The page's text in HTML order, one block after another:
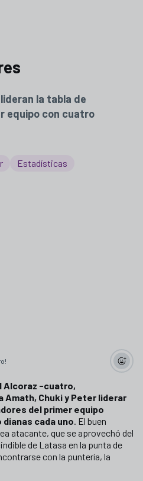
la tabla de
equipo con cuatro
Estadísticas
Alcoraz -cuatro,
Chuki y Peter liderar
del primer equipo
cada uno. El buen
atacante, que se aprovechó del
de Latasa en la punta de
con la puntería, la